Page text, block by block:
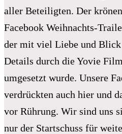
aller Beteiligten. Der
Facebook Weihnachts-
der mit viel Liebe und Blick
Details durch die Yovie
umgesetzt wurde. Unsere
verdrückten auch hier und
vor Rührung. Wir sind uns
nur der Startschuss für